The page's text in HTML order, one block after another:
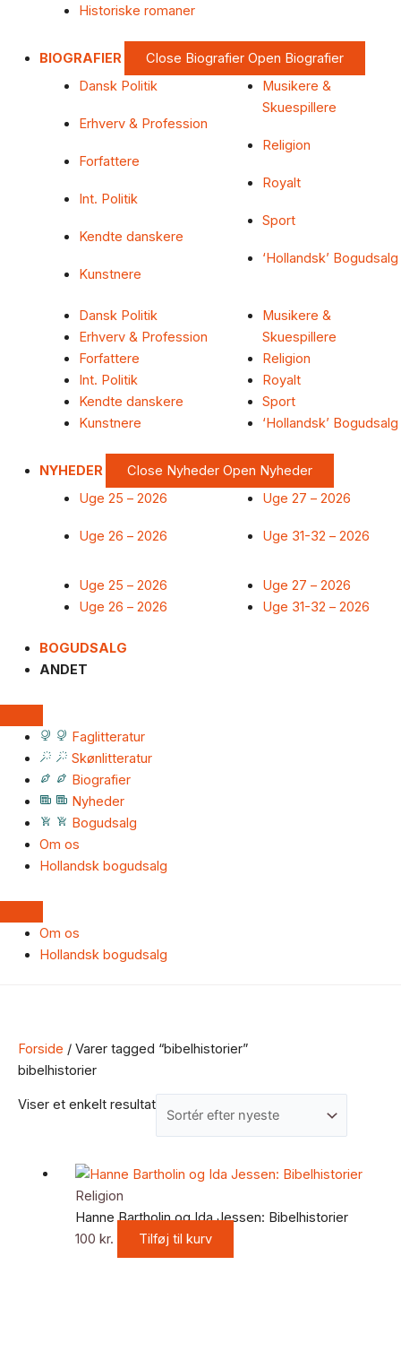
Historiske romaner
BIOGRAFIER Close Biografier Open Biografier
Dansk Politik
Erhverv & Profession
Forfattere
Int. Politik
Kendte danskere
Kunstnere
Musikere &
Skuespillere
Religion
Royalt
Sport
‘Hollandsk’ Bogudsalg
Dansk Politik
Erhverv & Profession
Forfattere
Int. Politik
Kendte danskere
Kunstnere
Musikere &
Skuespillere
Religion
Royalt
Sport
‘Hollandsk’ Bogudsalg
NYHEDER Close Nyheder Open Nyheder
Uge 25 – 2026
Uge 26 – 2026
Uge 27 – 2026
Uge 31-32 – 2026
Uge 25 – 2026
Uge 26 – 2026
Uge 27 – 2026
Uge 31-32 – 2026
BOGUDSALG
ANDET
Faglitteratur
Skønlitteratur
Biografier
Nyheder
Bogudsalg
Om os
Hollandsk bogudsalg
Om os
Hollandsk bogudsalg
Forside / Varer tagged “bibelhistorier”
bibelhistorier
Viser et enkelt resultat
Religion
Hanne Bartholin og Ida Jessen: Bibelhistorier
100 kr. Tilføj til kurv